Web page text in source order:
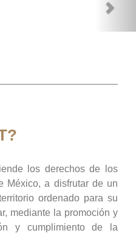
los derechos de los
México, a disfrutar de un
ordenado para su
mediante la promoción y
y cumplimiento de la